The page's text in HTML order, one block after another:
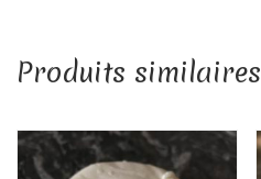
la
de
la
Produits similaires